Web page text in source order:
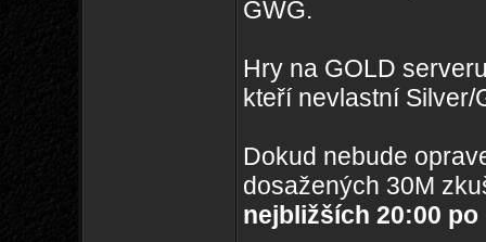
GWG.
Hry na GOLD
kteří nevlastní Silver/
Dokud nebude
dosažených 30M
nejbližších 20:00